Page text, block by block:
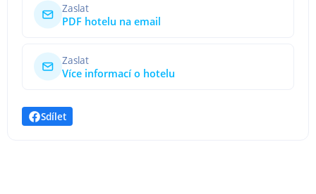
Zaslat
PDF hotelu na email
Zaslat
Více informací o hotelu
Sdílet